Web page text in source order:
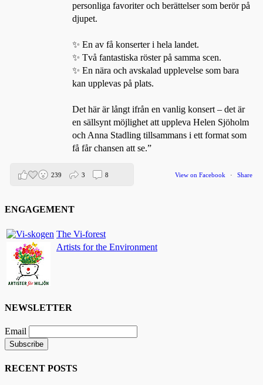
personliga favoriter och berättelser som berör på
djupet.
✨ En av få konserter i hela landet.
✨ Två fantastiska röster på samma scen.
✨ En nära och avskalad upplevelse som bara
kan upplevas på plats.
Det här är långt ifrån en vanlig konsert – det är
en sällsynt möjlighet att uppleva Helen Sjöholm
och Anna Stadling tillsammans i ett format som
få får chansen att se.”
View on Facebook · Share
239 3 8
Den 5 juni blir det skön konsert med Nimbus på
82
ENGAGEMENT
The Vi-forest
Artists for the Environment
NEWSLETTER
Email
RECENT POSTS